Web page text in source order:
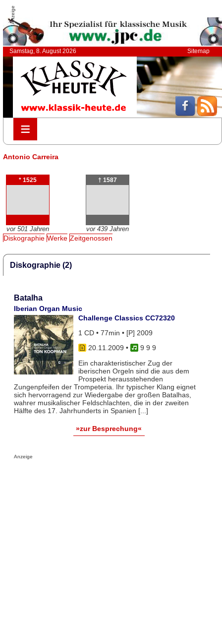
Anzeige
Samstag, 8. August 2026 Sitemap
≡
≡
Antonio Carreira
* 1525
vor 501 Jahren
† 1587
vor 439 Jahren
Diskographie Werke Zeitgenossen
Diskographie (2)
Batalha
Iberian Organ Music
Challenge Classics CC72320
1 CD • 77min • [P] 2009
20.11.2009 •
9 9 9
Ein charakteristischer Zug der
iberischen Orgeln sind die aus dem
Prospekt herausstehenden
Zungenpfeifen der Trompeteria. Ihr typischer Klang eignet
sich hervorragend zur Wiedergabe der großen Batalhas,
wahrer musikalischer Feldschlachten, die in der zweiten
Hälfte des 17. Jahrhunderts in Spanien [...]
»zur Besprechung«
Anzeige